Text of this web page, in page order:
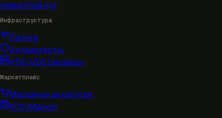
researched.xyz
Инфраструктура
Прокси
Антидетекты
VPS/VDS Серверы
Маркетплейс
Магазины аккаунтов
OTC Маркет